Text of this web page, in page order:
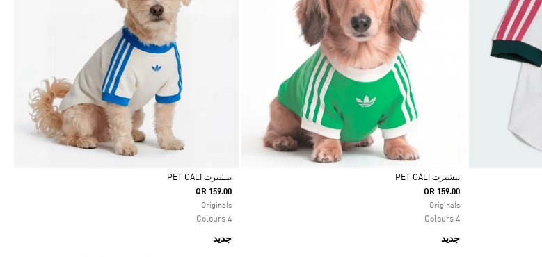
Selected
تيشيرت PET CALI
QR 159.00
Originals
4 Colours
جديد
Selected
تيشيرت PET CALI
QR 159.00
Originals
4 Colours
جديد